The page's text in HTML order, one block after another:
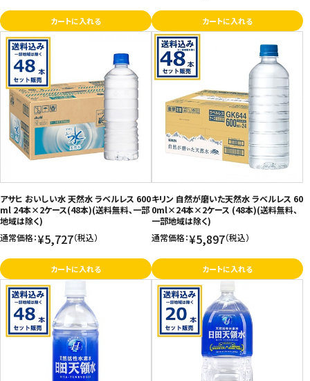
カートに入れる カートに入れる
アサヒ おいしい水 天然水 ラベルレス 600
ml 24本×2ケース(48本)(送料無料、一部
地域は除く)
通常価格：¥5,727（税込）
カートに入れる
キリン 自然が磨いた天然水 ラベルレス 60
0ml×24本×2ケース (48本)(送料無料、
一部地域は除く)
通常価格：¥5,897（税込）
カートに入れる